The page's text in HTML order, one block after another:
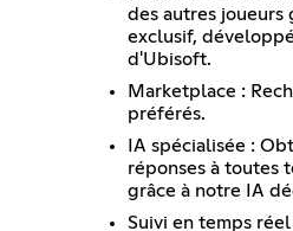
des autres joueurs
exclusif,
d'Ubisoft.
Marketplace :
préférés.
IA spécialisée :
réponses à toutes
grâce à notre IA
Suivi en temps